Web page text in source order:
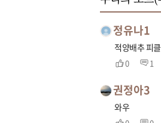
정유나1
적양배추 피
0 1
권정아3
와우